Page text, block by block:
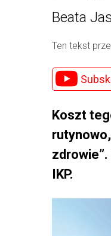
Beata
Ten tekst
Koszt
IKP.